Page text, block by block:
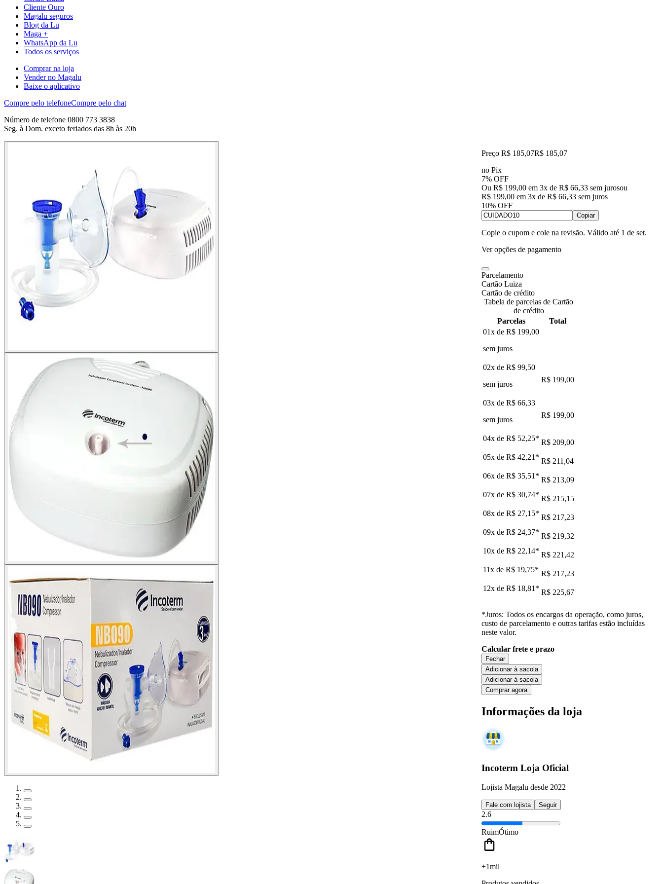
Cliente Ouro
Magalu seguros
Blog da Lu
Maga +
WhatsApp da Lu
Todos os serviços
Comprar na loja
Vender no Magalu
Baixe o aplicativo
Compre pelo telefoneCompre pelo chat
Número de telefone 0800 773 3838
Seg. à Dom. exceto feriados das 8h às 20h
Preço R$ 185,07R$ 185,07
no Pix
7% OFF
Ou R$ 199,00 em 3x de R$ 66,33 sem jurosou
R$ 199,00 em 3x de R$ 66,33 sem juros
10% OFF
Copiar
Copie o cupom e cole na revisão. Válido até 1 de set.
Ver opções de pagamento
Parcelamento
Cartão Luiza
Cartão de crédito
Tabela de parcelas de Cartão
de crédito
Parcelas
Total
01x de R$ 199,00
sem juros
02x de R$ 99,50
sem juros
R$ 199,00
03x de R$ 66,33
sem juros
R$ 199,00
04x de R$ 52,25* R$ 209,00
05x de R$ 42,21 * R$ 211,04
06x de R$ 35,51 * R$ 213,09
07x de R$ 30,74* R$ 215,15
08x de R$ 27,15* R$ 217,23
09x de R$ 24,37* R$ 219,32
10x de R$ 22,14* R$ 221,42
11x de R$ 19,75* R$ 217,23
12x de R$ 18,81 * R$ 225,67
*Juros: Todos os encargos da operação, como juros,
custo de parcelamento e outras tarifas estão incluídas
neste valor.
Calcular frete e prazo
Fechar
Adicionar à sacola
Adicionar à sacola
Comprar agora
Informações da loja
Incoterm Loja Oficial
Lojista Magalu desde 2022
Fale com lojista Seguir
2.6
RuimÓtimo
+1mil